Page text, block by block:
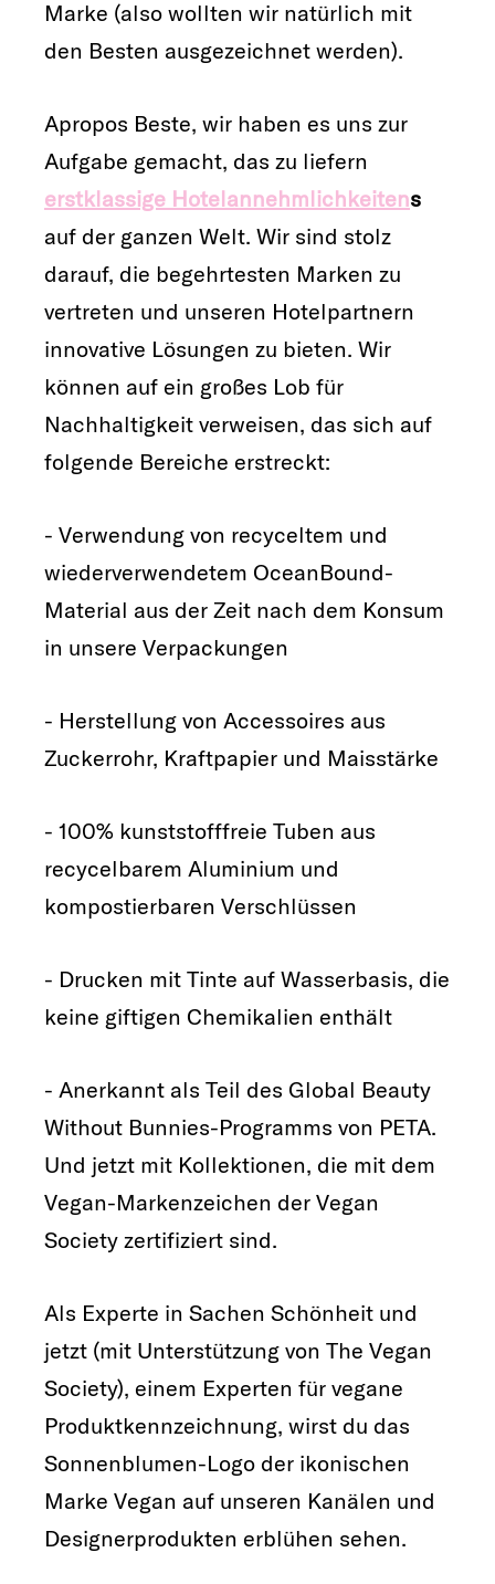
Marke (also wollten wir natürlich mit
den Besten ausgezeichnet werden).
Apropos Beste, wir haben es uns zur
Aufgabe gemacht, das zu liefern
erstklassige Hotelannehmlichkeitens
auf der ganzen Welt. Wir sind stolz
darauf, die begehrtesten Marken zu
vertreten und unseren Hotelpartnern
innovative Lösungen zu bieten. Wir
können auf ein großes Lob für
Nachhaltigkeit verweisen, das sich auf
folgende Bereiche erstreckt:
- Verwendung von recyceltem und
wiederverwendetem OceanBound-
Material aus der Zeit nach dem Konsum
in unsere Verpackungen
- Herstellung von Accessoires aus
Zuckerrohr, Kraftpapier und Maisstärke
- 100% kunststofffreie Tuben aus
recycelbarem Aluminium und
kompostierbaren Verschlüssen
- Drucken mit Tinte auf Wasserbasis, die
keine giftigen Chemikalien enthält
- Anerkannt als Teil des Global Beauty
Without Bunnies-Programms von PETA.
Und jetzt mit Kollektionen, die mit dem
Vegan-Markenzeichen der Vegan
Society zertifiziert sind.
Als Experte in Sachen Schönheit und
jetzt (mit Unterstützung von The Vegan
Society), einem Experten für vegane
Produktkennzeichnung, wirst du das
Sonnenblumen-Logo der ikonischen
Marke Vegan auf unseren Kanälen und
Designerprodukten erblühen sehen.